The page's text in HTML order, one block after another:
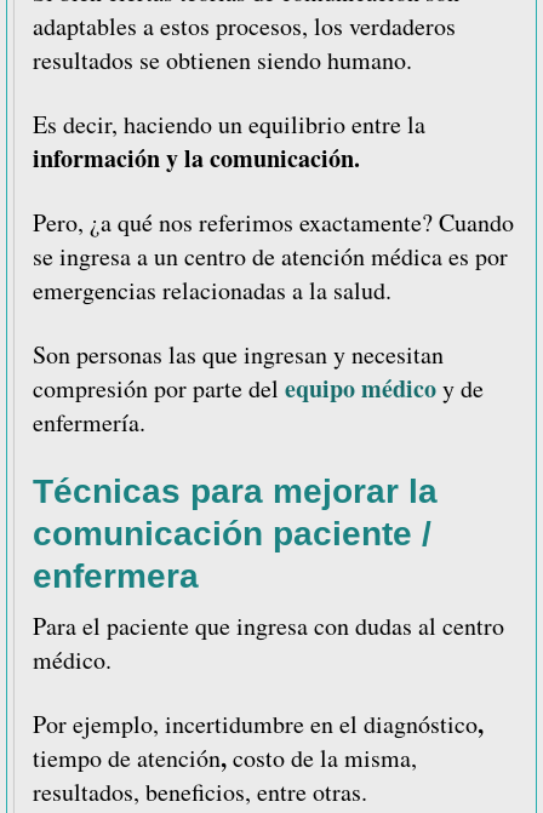
adaptables a estos procesos, los verdaderos
resultados se obtienen siendo humano.
Es decir, haciendo un equilibrio entre la
información y la comunicación.
Pero, ¿a qué nos referimos exactamente? Cuando
se ingresa a un centro de atención médica es por
emergencias relacionadas a la salud.
Son personas las que ingresan y necesitan
compresión por parte del equipo médicoy de
enfermería.
Técnicas para mejorar la
comunicación paciente /
enfermera
Para el paciente que ingresa con dudas al centro
médico.
Por ejemplo, incertidumbre en el diagnóstico,
tiempo de atención,costo de la misma,
resultados, beneficios, entre otras.